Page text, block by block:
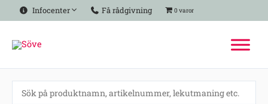
Hoppa
till
Infocenter Få rådgivning 0 varor